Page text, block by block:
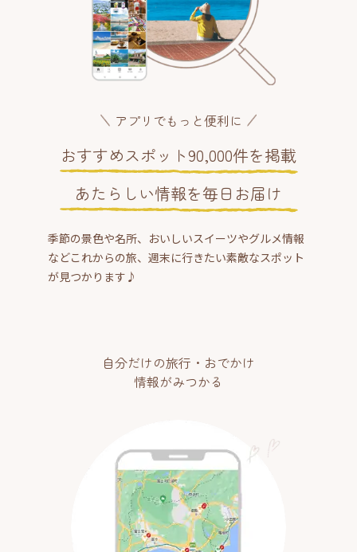
アプリでもっと便利に
おすすめスポット90,000件を掲載
あたらしい情報を毎日お届け
季節の景色や名所、おいしいスイーツやグルメ情報
などこれからの旅、週末に行きたい素敵なスポット
が見つかります♪
自分だけの旅行・おでかけ
情報がみつかる